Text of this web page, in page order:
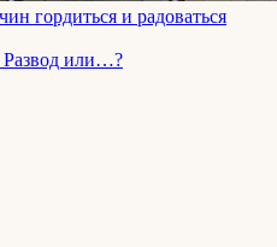
гордиться и радоваться
или…?